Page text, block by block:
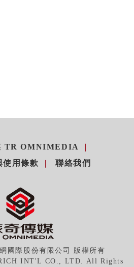
TR OMNIMEDIA
使用條款
聯絡我們
國際股份有限公司 版權所有
INT'L CO., LTD. All Rights